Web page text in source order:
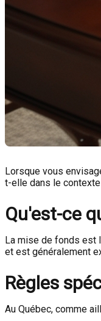
Lorsque vous
t-elle dans le
Qu'est-ce
La mise de fonds est
et est généralement
Règles
Au Québec, comme